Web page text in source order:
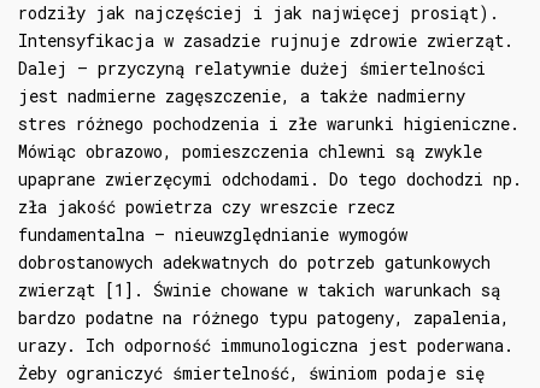
rodziły jak najczęściej i jak najwięcej prosiąt).
Intensyfikacja w zasadzie rujnuje zdrowie zwierząt.
Dalej – przyczyną relatywnie dużej śmiertelności
jest nadmierne zagęszczenie, a także nadmierny
stres różnego pochodzenia i złe warunki higieniczne.
Mówiąc obrazowo, pomieszczenia chlewni są zwykle
upaprane zwierzęcymi odchodami. Do tego dochodzi np.
zła jakość powietrza czy wreszcie rzecz
fundamentalna – nieuwzględnianie wymogów
dobrostanowych adekwatnych do potrzeb gatunkowych
zwierząt [1]. Świnie chowane w takich warunkach są
bardzo podatne na różnego typu patogeny, zapalenia,
urazy. Ich odporność immunologiczna jest poderwana.
Żeby ograniczyć śmiertelność, świniom podaje się